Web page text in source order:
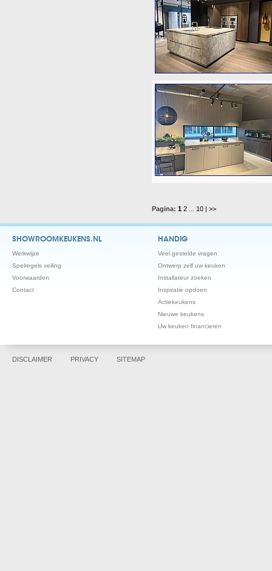
Pagina: 1 2 10 | >>
SHOWROOMKEUKENS.NL
Werkwijze
Spelregels veiling
Voorwaarden
Contact
HANDIG
Veel gestelde vragen
Ontwerp zelf uw keuken
Installateur zoeken
Inspiratie opdoen
Actiekeukens
Nieuwe keukens
Uw keuken financieren
DISCLAIMER PRIVACY SITEMAP